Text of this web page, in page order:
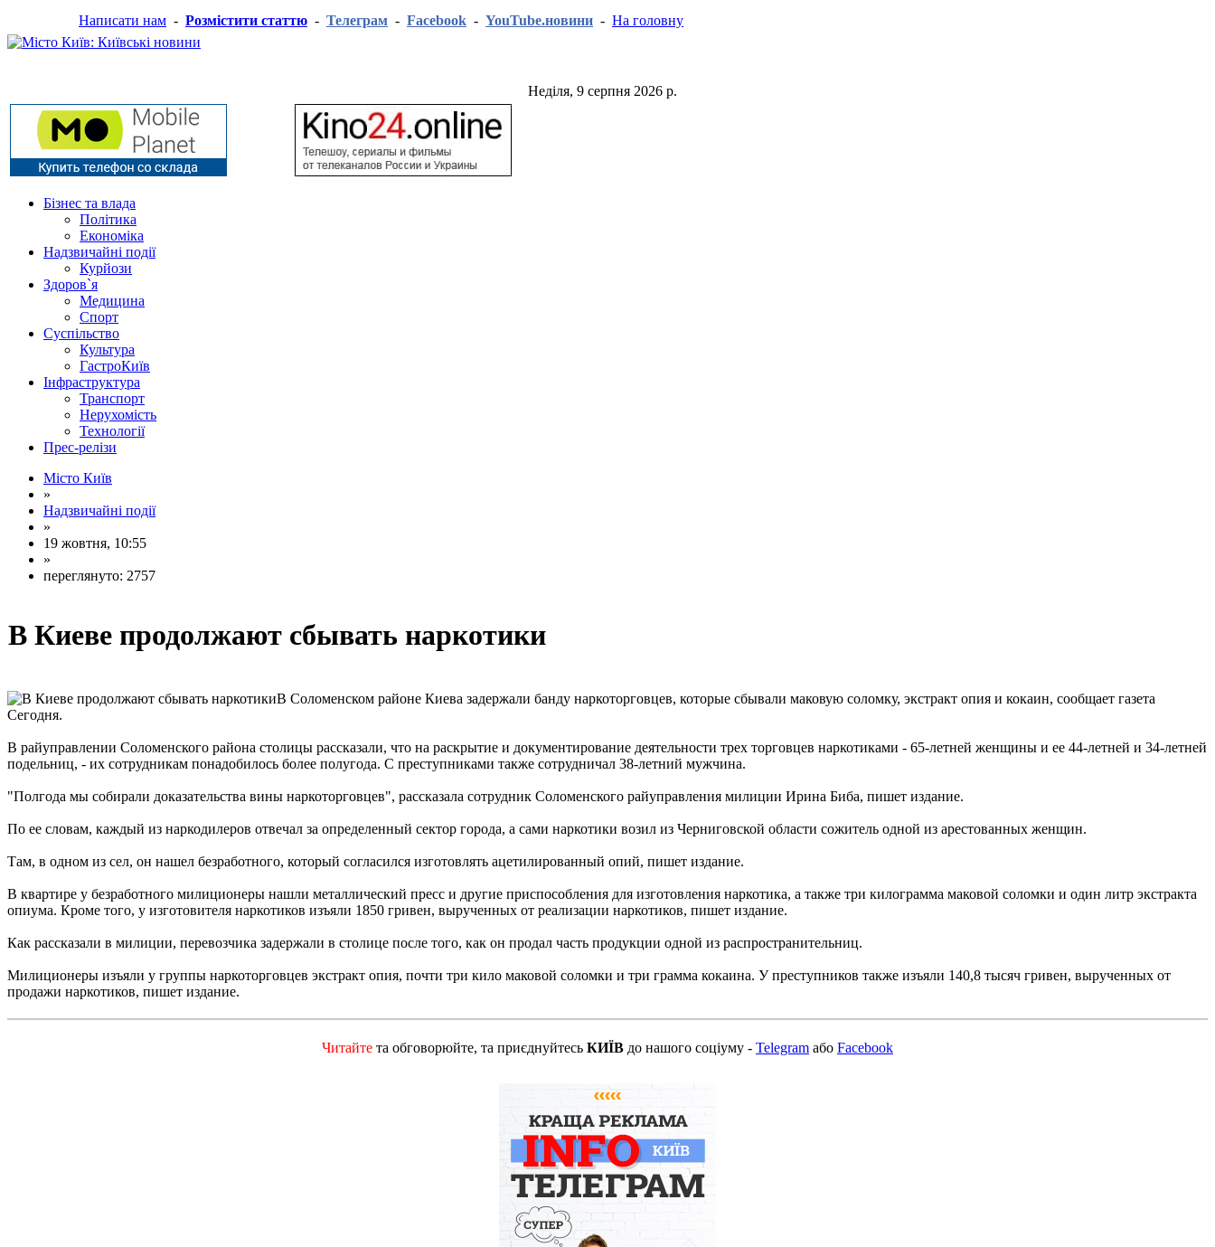
Написати нам - Розмістити статтю - Телеграм - Facebook - YouTube.новини - На головну
Неділя, 9 серпня 2026 р.
Бізнес та влада
Політика
Економіка
Надзвичайні події
Курйози
Здоров`я
Медицина
Спорт
Суспільство
Культура
ГастроКиїв
Інфраструктура
Транспорт
Нерухомість
Технології
Прес-релізи
Місто Київ
»
Надзвичайні події
»
19 жовтня, 10:55
»
переглянуто: 2757
В Киеве продолжают сбывать наркотики
В Соломенском районе Киева задержали банду наркоторговцев, которые сбывали маковую соломку, экстракт опия и кокаин, сообщает газета
Сегодня.
В райуправлении Соломенского района столицы рассказали, что на раскрытие и документирование деятельности трех торговцев наркотиками - 65-летней женщины и ее 44-летней и 34-летней
подельниц, - их сотрудникам понадобилось более полугода. С преступниками также сотрудничал 38-летний мужчина.
"Полгода мы собирали доказательства вины наркоторговцев", рассказала сотрудник Соломенского райуправления милиции Ирина Биба, пишет издание.
По ее словам, каждый из наркодилеров отвечал за определенный сектор города, а сами наркотики возил из Черниговской области сожитель одной из арестованных женщин.
Там, в одном из сел, он нашел безработного, который согласился изготовлять ацетилированный опий, пишет издание.
В квартире у безработного милиционеры нашли металлический пресс и другие приспособления для изготовления наркотика, а также три килограмма маковой соломки и один литр экстракта
опиума. Кроме того, у изготовителя наркотиков изъяли 1850 гривен, вырученных от реализации наркотиков, пишет издание.
Как рассказали в милиции, перевозчика задержали в столице после того, как он продал часть продукции одной из распространительниц.
Милиционеры изъяли у группы наркоторговцев экстракт опия, почти три кило маковой соломки и три грамма кокаина. У преступников также изъяли 140,8 тысяч гривен, вырученных от
продажи наркотиков, пишет издание.
Читайте та обговорюйте, та приєднуйтесь КИЇВ до нашого соціуму - Telegram або Facebook